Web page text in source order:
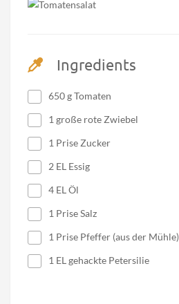
Ingredients
650 g Tomaten
1 große rote Zwiebel
1 Prise Zucker
2 EL Essig
4 EL Öl
1 Prise Salz
1 Prise Pfeffer (aus der Mühle)
1 EL gehackte Petersilie